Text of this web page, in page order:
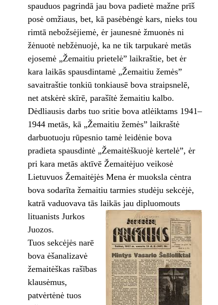
spauduos pagrindā jau bova padietė mažne prīš
posė omžiaus, bet, kā pasėbėngė kars, nieks tou
rimtā nebožsėjiemė, ėr jaunesnė žmuonės ni
žėnuotė nebžėnuojė, ka ne tik tarpukarė metās
ejosemė „Žemaitiu prietelė” laikraštie, bet ėr
kara laikās spausdintamė „Žemaitiu žemės”
savaitraštie tonkiū tonkiausē bova straipsnelē,
net atskėrė skīrē, parašītė žemaitiu kalbo.
Dėdliausis darbs tuo sritie bova atlėiktams 1941–
1944 metās, kā „Žemaitiu žemės” laikraštė
darbuotuoju rūpesnio tamė leidėnie bova
pradieta spausdintė „Žemaitėškuojė kertelė”, ėr
pri kara metās aktīvē Žemaitėjuo veikosė
Lietuvuos Žemaitėjės Mena ėr muoksla cėntra
bova sodarīta žemaitiu tarmies studėju sekcėjė,
katrā vaduovava tās laikās jau dipluomouts
lituanists Jurkos
Juozos.
Tuos sekcėjės narē
bova ėšanalizavė
žemaitėškas rašības
klausėmus,
patvėrtėnė tuos